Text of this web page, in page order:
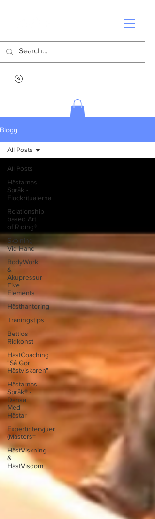
Blogg
All Posts
Hästarnas
Språk -
Flockritualerna
Relationship
based Art
of Riding®.
Skolning
Vid Hand
BodyWork
&
Akupressur
Five
Elements
Hästhantering
Träningstips
Bettlös
Ridkonst
HästCoaching
"Så Gör
Hästviskaren"
Hästarnas
Språk® -
Dansa
Med
Hästar
Expertintervjuer
(Masters=
HästViskning
&
HästVisdom
All Posts